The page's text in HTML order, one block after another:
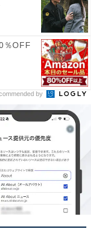
ング結果を見
％OFF
by